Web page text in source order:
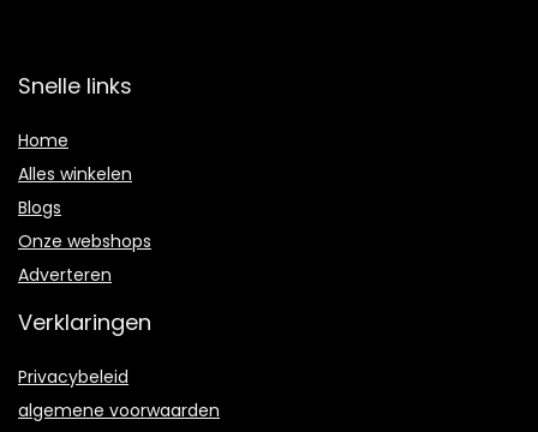
Snelle links
Home
Alles winkelen
Blogs
Onze webshops
Adverteren
Verklaringen
Privacybeleid
algemene voorwaarden